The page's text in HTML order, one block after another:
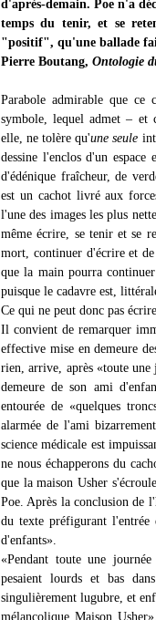
d'après-demain. Poe n'a
temps du tenir, et se
"positif", qu'une ballade
Pierre Boutang, Ontologie
Parabole admirable que ce
symbole, lequel admet – et
elle, ne tolère qu'une seule
dessine l'enclos d'un espace
d'édénique fraîcheur, de
est un cachot livré aux
l'une des images les plus
même écrire, se tenir et se
mort, continuer d'écrire et
que la main pourra
puisque le cadavre est,
Ce qui ne peut donc pas
Il convient de remarquer
effective mise en demeure
rien, arrive, après «toute
demeure de son ami
entourée de «quelques
alarmée de l'ami
science médicale est
ne nous échapperons du
que la maison Usher
Poe. Après la conclusion de
du texte préfigurant l'entrée
d'enfants».
«Pendant toute une
pesaient lourds et bas
singulièrement lugubre, et
mélancolique Maison